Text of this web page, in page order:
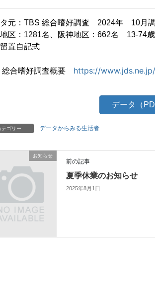
元： TBS 総合嗜好調査　2024年　10月
区：1281名、阪神地区：662名　13-74
置自記式
総合嗜好調査概要 https://
データ（
テゴリー データからみる生活者
お知らせ
前の記事
夏季休業のお知らせ
2025年8月1日